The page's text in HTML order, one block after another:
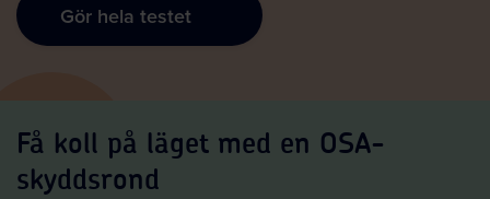
Gör hela testet
Få koll på läget med en OSA-
skyddsrond